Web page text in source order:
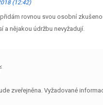
(12:42)
rovnou svou osobní
a nějakou údržbu nevyžadují.
zveřejněna. Vyžadované